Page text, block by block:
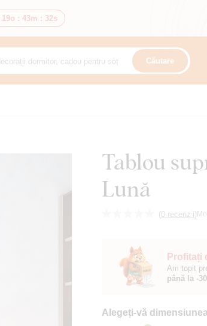
19o : 43m : 30s
Căutare
Tablou
Lună
(0 recenzii)
Profitați
Am topit
până la -
Alegeți-vă